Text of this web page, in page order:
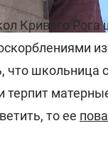
Кривого
что школьница
терпит
то ее